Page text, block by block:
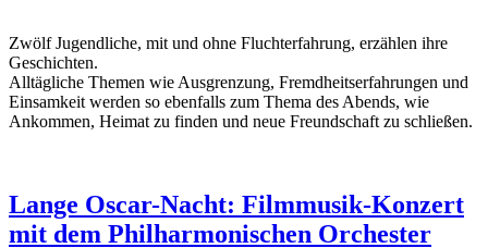
Zwölf Jugendliche, mit und ohne Fluchterfahrung, erzählen ihre
Geschichten.
Alltägliche Themen wie Ausgrenzung, Fremdheitserfahrungen und
Einsamkeit werden so ebenfalls zum Thema des Abends, wie
Ankommen, Heimat zu finden und neue Freundschaft zu schließen.
Lange Oscar-Nacht: Filmmusik-Konzert
mit dem Philharmonischen Orchester